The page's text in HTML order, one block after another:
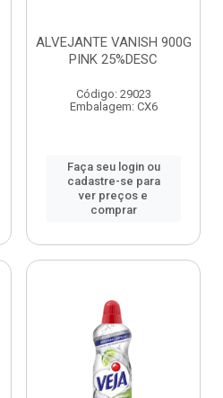
ALVEJANTE VANISH 900G
PINK 25%DESC
Código: 29023
Embalagem: CX6
Faça seu login ou
cadastre-se para
ver preços e
comprar